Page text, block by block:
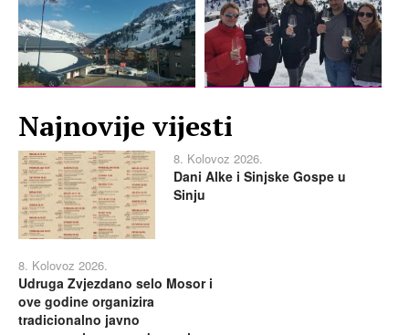
Najnovije vijesti
8. Kolovoz 2026.
Dani Alke i Sinjske Gospe u
Sinju
8. Kolovoz 2026.
Udruga Zvjezdano selo Mosor i
ove godine organizira
tradicionalno javno